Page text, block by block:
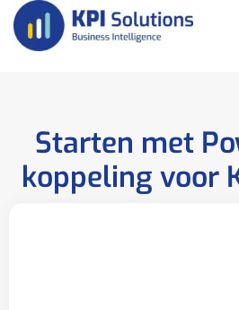
Starten met
koppeling voor